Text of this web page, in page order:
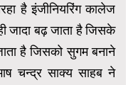
है इंजीनियरिंग कालेज
जादा बढ़ जाता है जिसके
है जिसको सुगम बनाने
चन्द्र साक्य साहब ने